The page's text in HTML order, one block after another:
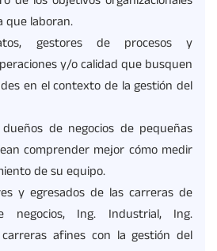
que laboran.
gestores de procesos y
y/o calidad que busquen
en el contexto de la gestión del
de negocios de pequeñas
comprender mejor cómo medir
de su equipo.
y egresados de las carreras de
negocios, Ing. Industrial, Ing.
afines con la gestión del